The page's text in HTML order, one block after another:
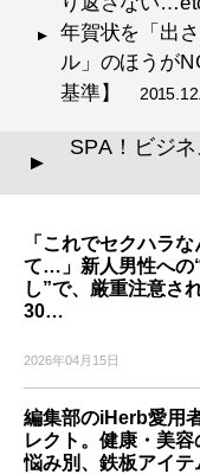
年賀状を「出
ル」のほうが
基準】
▲
SPA！ビジ
「これでセクハラな
て…」新人男性への
し”で、厳重注意さ
30…
2026年04月15日
編集部のiHerb愛用
レクト。健康・美容
悩み別、鉄板アイ